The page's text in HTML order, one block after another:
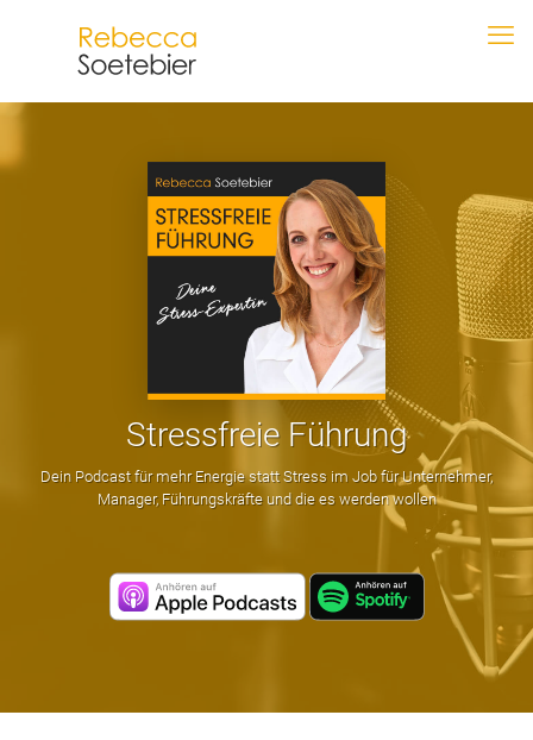
Stressfreie Führung
Dein Podcast für mehr Energie statt Stress im Job für Unternehmer,
Manager, Führungskräfte und die es werden wollen